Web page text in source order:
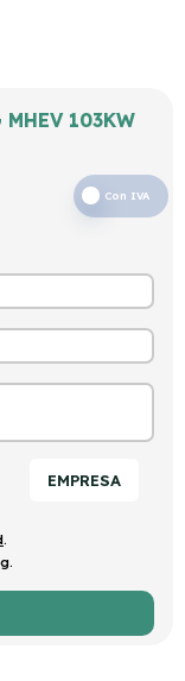
MHEV 103KW
Con IVA
EMPRESA
.